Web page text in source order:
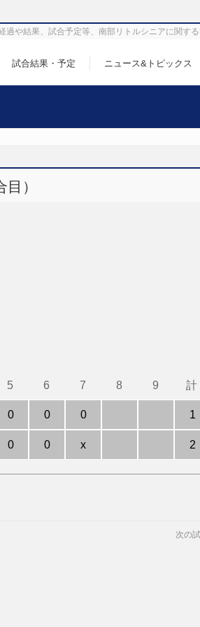
や結果、試合予定等、南部リトルシニアに関す
試合結果・予定 ニュース&トピックス
）
5
0
0
6
0
0
7
0
x
8 9 計
1
2
次の